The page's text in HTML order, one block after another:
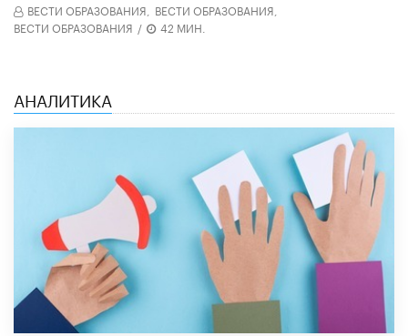
ВЕСТИ ОБРАЗОВАНИЯ, ВЕСТИ ОБРАЗОВАНИЯ,
ВЕСТИ ОБРАЗОВАНИЯ / 42 МИН.
АНАЛИТИКА